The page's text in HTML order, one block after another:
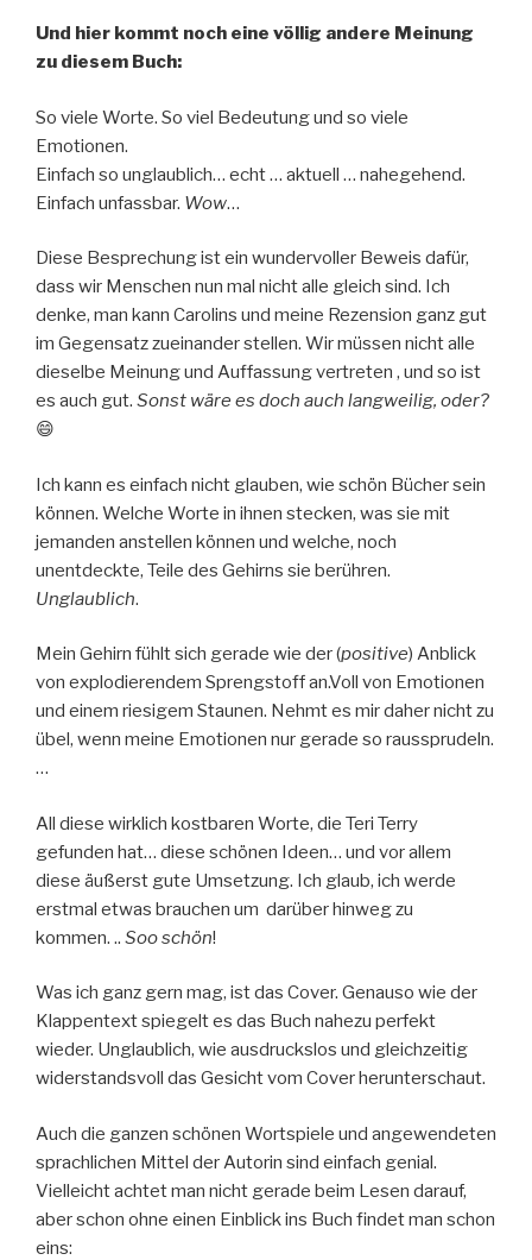
Und hier kommt noch eine völlig andere Meinung
zu diesem Buch:
So viele Worte. So viel Bedeutung und so viele
Emotionen.
Einfach so unglaublich… echt … aktuell … nahegehend.
Einfach unfassbar. Wow…
Diese Besprechung ist ein wundervoller Beweis dafür,
dass wir Menschen nun mal nicht alle gleich sind. Ich
denke, man kann Carolins und meine Rezension ganz gut
im Gegensatz zueinander stellen. Wir müssen nicht alle
dieselbe Meinung und Auffassung vertreten , und so ist
es auch gut. Sonst wäre es doch auch langweilig, oder?
😄
Ich kann es einfach nicht glauben, wie schön Bücher sein
können. Welche Worte in ihnen stecken, was sie mit
jemanden anstellen können und welche, noch
unentdeckte, Teile des Gehirns sie berühren.
Unglaublich.
Mein Gehirn fühlt sich gerade wie der (positive) Anblick
von explodierendem Sprengstoff an.Voll von Emotionen
und einem riesigem Staunen. Nehmt es mir daher nicht zu
übel, wenn meine Emotionen nur gerade so raussprudeln.
…
All diese wirklich kostbaren Worte, die Teri Terry
gefunden hat… diese schönen Ideen… und vor allem
diese äußerst gute Umsetzung. Ich glaub, ich werde
erstmal etwas brauchen um darüber hinweg zu
kommen. .. Soo schön!
Was ich ganz gern mag, ist das Cover. Genauso wie der
Klappentext spiegelt es das Buch nahezu perfekt
wieder. Unglaublich, wie ausdruckslos und gleichzeitig
widerstandsvoll das Gesicht vom Cover herunterschaut.
Auch die ganzen schönen Wortspiele und angewendeten
sprachlichen Mittel der Autorin sind einfach genial.
Vielleicht achtet man nicht gerade beim Lesen darauf,
aber schon ohne einen Einblick ins Buch findet man schon
eins: